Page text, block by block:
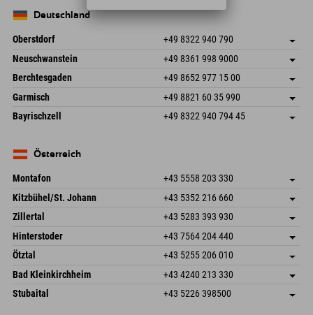
Deutschland
Oberstdorf +49 8322 940 790
An der Breitach 3
87538 Fischen I. Allgäu
Deutschland
Adresse speichern
Anreiseinfos
Buchen
Neuschwanstein +49 8361 998 9000
An der Riese 45
87484 Nesselwang im Allgäu
Deutschland
Adresse speichern
Buchen
Berchtesgaden +49 8652 977 15 00
Hofreitstr. 7
83471 Schönau am Königssee
Deutschland
Adresse speichern
Anreiseinfos
Buchen
Garmisch +49 8821 60 35 990
Frickenstraße 22
82490 Farchant
Adresse speichern
Bayrischzell +49 8322 940 794 45
Deutschland
Österreich
Montafon +43 5558 203 330
Dorfstr. 127b
6793 Gaschurn/Montafon
Österreich
Adresse speichern
Anreiseinfos
Buchen
Kitzbühel/St. Johann +43 5352 216 660
Speckbacherstraße 87
Österreich
Adresse speichern
Buchen
Zillertal +43 5283 393 930
Schmiedau 2
6272 Kaltenbach im Zillertal
Österreich
Adresse speichern
Anreiseinfos
Buchen
Hinterstoder +43 7564 204 440
Freizeitpark 10
Österreich
Adresse speichern
Buchen
Ötztal +43 5255 206 010
Gscheat 14
6441 Umhausen
Österreich
Adresse speichern
Anreiseinfos
Buchen
Bad Kleinkirchheim +43 4240 213 330
Dorfstraße 24
Adresse speichern
Stubaital +43 5226 398500